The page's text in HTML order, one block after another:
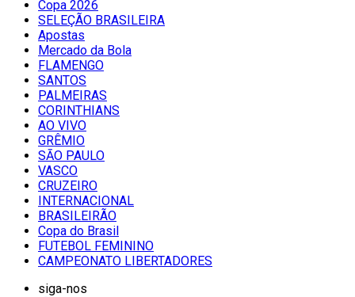
Copa 2026
SELEÇÃO BRASILEIRA
Apostas
Mercado da Bola
FLAMENGO
SANTOS
PALMEIRAS
CORINTHIANS
AO VIVO
GRÊMIO
SĀO PAULO
VASCO
CRUZEIRO
INTERNACIONAL
BRASILEIRÃO
Copa do Brasil
FUTEBOL FEMININO
CAMPEONATO LIBERTADORES
siga-nos